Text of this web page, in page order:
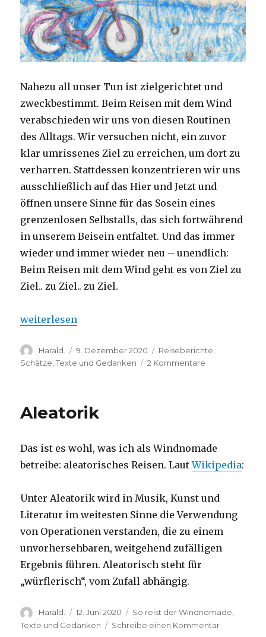
Nahezu all unser Tun ist zielgerichtet und
zweckbestimmt. Beim Reisen mit dem Wind
verabschieden wir uns von diesen Routinen
des Alltags. Wir versuchen nicht, ein zuvor
klar umrissenes Ziel zu erreichen, um dort zu
verharren. Stattdessen konzentrieren wir uns
ausschließlich auf das Hier und Jetzt und
öffnen unsere Sinne für das Sosein eines
grenzenlosen Selbstalls, das sich fortwährend
in unserem Beisein entfaltet. Und das immer
wieder und immer wieder neu – unendlich:
Beim Reisen mit dem Wind geht es von Ziel zu
Ziel.. zu Ziel.. zu Ziel.
„Eine Reise in das Selbstall“
weiterlesen
Autor
Harald.
Veröffentlicht
am
9. Dezember 2020 Kategorien
Reiseberichte,
Schätze,Texte und Gedanken 2 Kommentare
Aleatorik
Das ist es wohl, was ich als Windnomade
betreibe: aleatorisches Reisen. LautWikipedia:
Unter Aleatorik wird in Musik, Kunst und
Literatur im weitesten Sinne die Verwendung
von Operationen verstanden, die zu einem
unvorhersehbaren, weitgehend zufälligen
Ergebnis führen. Aleatorisch steht für
„würflerisch“, vom Zufall abhängig.
Autor
Harald.
Veröffentlicht
am
12. Juni 2020 Kategorien
So reist der Windnomade,
Texte und Gedanken
Schreibe einen Kommentarzu